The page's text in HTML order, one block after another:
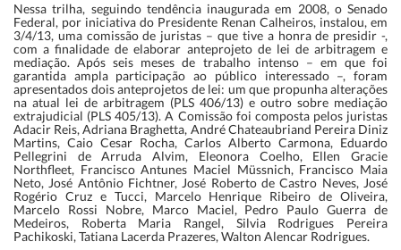
Nessa trilha, seguindo tendência inaugurada em 2008, o Senado
Federal, por iniciativa do Presidente Renan Calheiros, instalou, em
3/4/13, uma comissão de juristas – que tive a honra de presidir -,
com a finalidade de elaborar anteprojeto de lei de arbitragem e
mediação. Após seis meses de trabalho intenso – em que foi
garantida ampla participação ao público interessado –, foram
apresentados dois anteprojetos de lei: um que propunha alterações
na atual lei de arbitragem (PLS 406/13) e outro sobre mediação
extrajudicial (PLS 405/13). A Comissão foi composta pelos juristas
Adacir Reis, Adriana Braghetta, André Chateaubriand Pereira Diniz
Martins, Caio Cesar Rocha, Carlos Alberto Carmona, Eduardo
Pellegrini de Arruda Alvim, Eleonora Coelho, Ellen Gracie
Northfleet, Francisco Antunes Maciel Müssnich, Francisco Maia
Neto, José Antônio Fichtner, José Roberto de Castro Neves, José
Rogério Cruz e Tucci, Marcelo Henrique Ribeiro de Oliveira,
Marcelo Rossi Nobre, Marco Maciel, Pedro Paulo Guerra de
Medeiros, Roberta Maria Rangel, Silvia Rodrigues Pereira
Pachikoski, Tatiana Lacerda Prazeres, Walton Alencar Rodrigues.